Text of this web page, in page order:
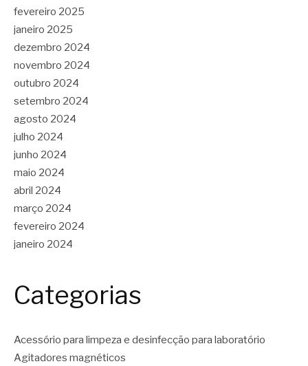
fevereiro 2025
janeiro 2025
dezembro 2024
novembro 2024
outubro 2024
setembro 2024
agosto 2024
julho 2024
junho 2024
maio 2024
abril 2024
março 2024
fevereiro 2024
janeiro 2024
Categorias
Acessório para limpeza e desinfecção para laboratório
Agitadores magnéticos